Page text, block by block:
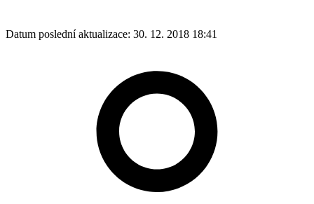
Datum poslední aktualizace: 30. 12. 2018 18:41